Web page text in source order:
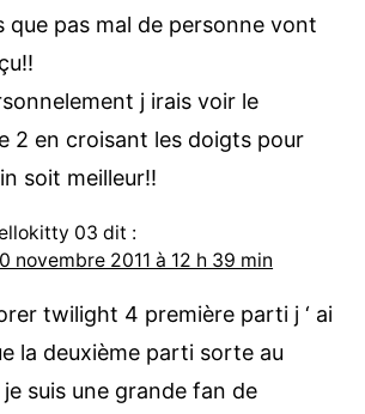
que pas mal de personne vont
j irais voir le
2 en croisant les doigts pour
soit meilleur!!
03 dit :
novembre 2011 à 12 h 39 min
twilight 4 première parti j ‘ ai
la deuxième parti sorte au
suis une grande fan de